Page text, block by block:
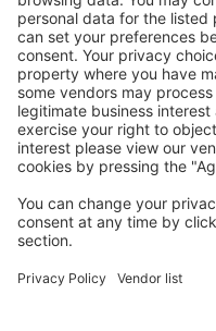
Prețuri atractive și
conectați.
Cazarea
Alege din peste 1,3
apartamente și altele.
Cele mai căutate
Cazare în Franţa - Orașe